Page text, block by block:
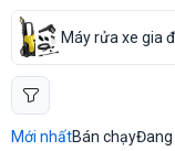
Máy rửa xe gia
Mới nhấtBán chạyĐang